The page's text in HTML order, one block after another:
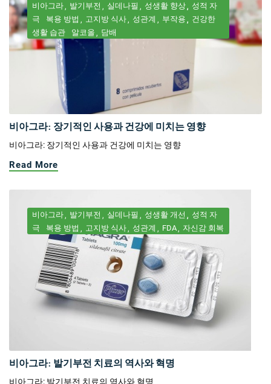
비아그라 발기부전 실데나필 성생활 향상
성적 자
극
복용 방법 고지방 식사 성관계 부작용
건강한
생활 습관
알코올 담배
비아그라: 장기적인 사용과 건강에 미치는 영향
비아그라: 장기적인 사용과 건강에 미치는 영향
Read More
비아그라 발기부전 실데나필 성생활 개선
성적 자
극
복용 방법 고지방 식사 성관계 FDA 자신감 회복
비아그라: 발기부전 치료의 역사와 혁명
비아그라: 발기부전 치료의 역사와 혁명